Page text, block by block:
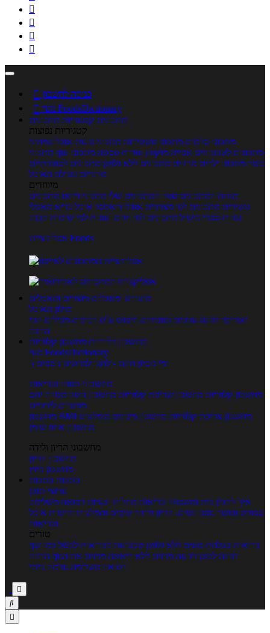




 כניסה לחשבון

מנוי FoodsDictionary
מתכונים קטגוריות מתכונים
קטגוריות נפוצות
מתכוני סלטים מתכוני פשטידות מתכוני עוגות אוכל צמחוני
מתכונים לטבעוניים אפייה מוקפץ עוגיות פסטה מתכוני עוף מתכוני
בשר מתכוני ילדים מרקים מתכונים ללא גלוטן מתכונים לסוכרתיים
טרנדים בעולם האוכל
מיוחדים
מנתח המתכונים ספר המתכונים שלי מתכוני וידאו מתכונים
עשירים מתכונים לפי מצרכים אוכל דיאטטי אוכל בריא מאכלי
עדות ספרי בישול מתכונים לפי חגים ועונות לפי שיטות הכנה
אפליקציית Foods
מוצרים ומאכלים מוצרים ומאכלים
מילון האוכל
תפריטי תזונה ערכים תזונתיים חיפוש ע"פ רכיבים מכילים הכי
הרבה
מחשבון קלוריות מחשבון קלוריות
מנוי FoodsDictionary
5 ימי ניסיון חינם - לחצו לפרטים נוספים
מחשבוני תזונה ובריאות
מחשבון קלוריות מחשבון שריפת קלוריות מחשבון דופק מטרה יחס
מותניים לירכיים
מחשבון BMI
מחשבון צריכת קלוריות מחשבון מינונים מומלצים
מחשבון אחוז שומן
מחשבוני הריון ולידה
מחשבון הריון
מחשבון ביוץ
כתבות כתבות
ערוצי תוכן
איך להכין בית ומשפחה בריאות מחלות ובעיות רפואה משלימה
ספורט וכושר גופני נשים, הריון ולידה טיפים והמלצות חדשות אוכל
ובריאות
טורים
בריאות בצלחת טעים ללא גלוטן טבעונות לבריאות לבשל כמו שף
תזונה לבטן רגועה מרזים ללא דיאטה מזיזים את הגוף הרזיה
ורפואה משלימה גורמה ביתי


